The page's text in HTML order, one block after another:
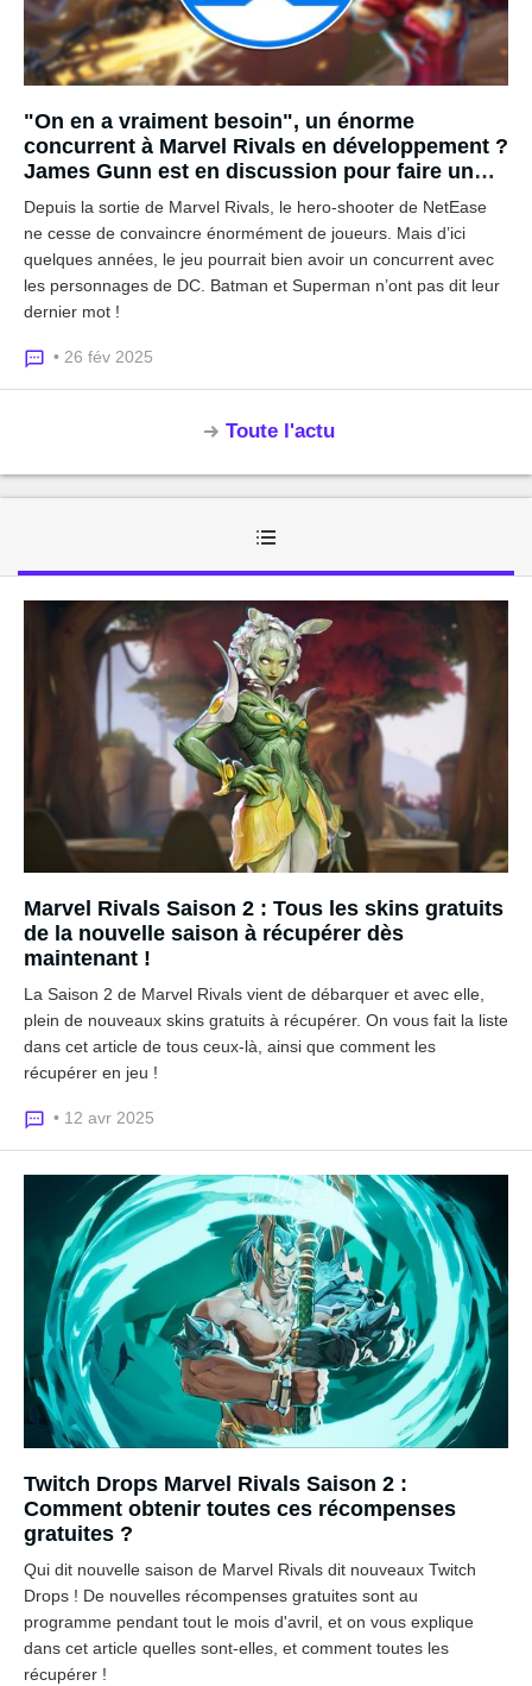
"On en a vraiment besoin", un énorme
concurrent à Marvel Rivals en développement ?
James Gunn est en discussion pour faire un
nouveau jeu avec Batman et Superman
Depuis la sortie de Marvel Rivals, le hero-shooter de NetEase
ne cesse de convaincre énormément de joueurs. Mais d’ici
quelques années, le jeu pourrait bien avoir un concurrent avec
les personnages de DC. Batman et Superman n’ont pas dit leur
dernier mot !
• 26 fév 2025
Toute l'actu
Marvel Rivals Saison 2 : Tous les skins gratuits
de la nouvelle saison à récupérer dès
maintenant !
La Saison 2 de Marvel Rivals vient de débarquer et avec elle,
plein de nouveaux skins gratuits à récupérer. On vous fait la liste
dans cet article de tous ceux-là, ainsi que comment les
récupérer en jeu !
• 12 avr 2025
Twitch Drops Marvel Rivals Saison 2 :
Comment obtenir toutes ces récompenses
gratuites ?
Qui dit nouvelle saison de Marvel Rivals dit nouveaux Twitch
Drops ! De nouvelles récompenses gratuites sont au
programme pendant tout le mois d'avril, et on vous explique
dans cet article quelles sont-elles, et comment toutes les
récupérer !